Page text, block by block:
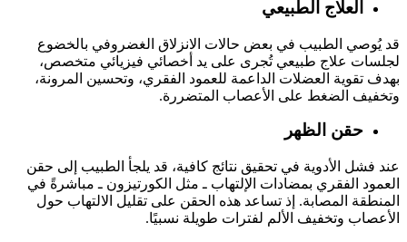
العلاج الطبيعي
قد يُوصي الطبيب في بعض حالات الانزلاق الغضروفي بالخضوع
لجلسات علاج طبيعي تُجرى على يد أخصائي فيزيائي متخصص،
بهدف تقوية العضلات الداعمة للعمود الفقري، وتحسين المرونة،
وتخفيف الضغط على الأعصاب المتضررة.
حقن الظهر
عند فشل الأدوية في تحقيق نتائج كافية، قد يلجأ الطبيب إلى حقن
العمود الفقري بمضادات الإلتهاب ـ مثل الكورتيزون ـ مباشرةً في
المنطقة المصابة. إذ تساعد هذه الحقن على تقليل الالتهاب حول
الأعصاب وتخفيف الألم لفترات طويلة نسبيًا.